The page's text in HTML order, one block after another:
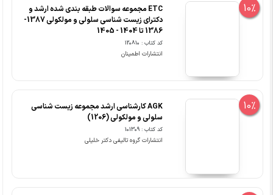
10%
ETC مجموعه سوالات طبقه بندی شده ارشد و
دکترای زیست شناسی سلولی و مولکولی 1387-
1386 تا 1404 - 1405
کد کتاب : 120810
انتشارات اطمینان
10%
AGK کارشناسی ارشد مجموعه زیست شناسی
سلولی و مولکولی (1206)
کد کتاب : 101309
انتشارات گروه تالیفی دکتر خلیلی